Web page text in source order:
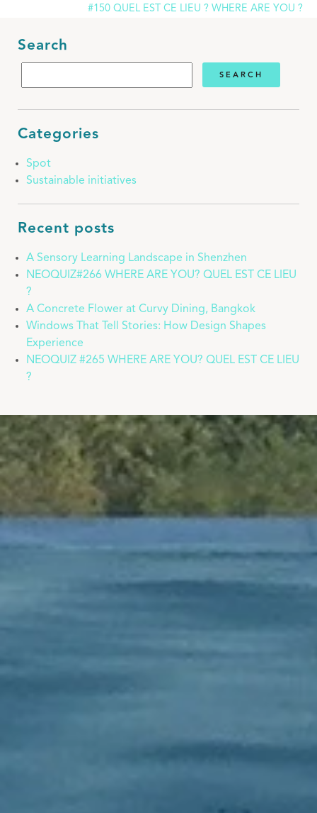
#150 QUEL EST CE LIEU ? WHERE ARE YOU ?
Search
Categories
Spot
Sustainable initiatives
Recent posts
A Sensory Learning Landscape in Shenzhen
NEOQUIZ#266 WHERE ARE YOU? QUEL EST CE LIEU
?
A Concrete Flower at Curvy Dining, Bangkok
Windows That Tell Stories: How Design Shapes
Experience
NEOQUIZ #265 WHERE ARE YOU? QUEL EST CE LIEU
?